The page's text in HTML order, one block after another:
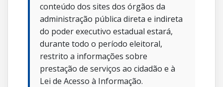
conteúdo dos sites dos órgãos da
administração pública direta e indireta
do poder executivo estadual estará,
durante todo o período eleitoral,
restrito a informações sobre
prestação de serviços ao cidadão e à
Lei de Acesso à Informação.